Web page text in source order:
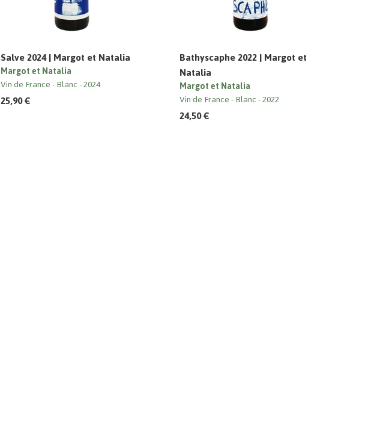
Salve 2024 | Margot et Natalia
Margot et Natalia
Vin de France Blanc 2024
25,90 €
Bathyscaphe 2022 | Margot et
Natalia
Margot et Natalia
Vin de France Blanc 2022
24,50 €